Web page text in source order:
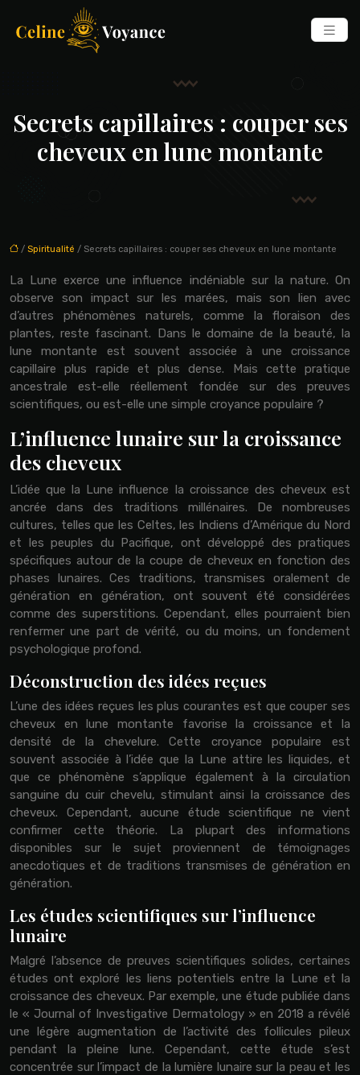
Secrets capillaires : couper ses
cheveux en lune montante
/ Spiritualité / Secrets capillaires : couper ses cheveux en lune montante
La Lune exerce une influence indéniable sur la nature. On
observe son impact sur les marées, mais son lien avec
d’autres phénomènes naturels, comme la floraison des
plantes, reste fascinant. Dans le domaine de la beauté, la
lune montante est souvent associée à une croissance
capillaire plus rapide et plus dense. Mais cette pratique
ancestrale est-elle réellement fondée sur des preuves
scientifiques, ou est-elle une simple croyance populaire ?
L’influence lunaire sur la croissance
des cheveux
L’idée que la Lune influence la croissance des cheveux est
ancrée dans des traditions millénaires. De nombreuses
cultures, telles que les Celtes, les Indiens d’Amérique du Nord
et les peuples du Pacifique, ont développé des pratiques
spécifiques autour de la coupe de cheveux en fonction des
phases lunaires. Ces traditions, transmises oralement de
génération en génération, ont souvent été considérées
comme des superstitions. Cependant, elles pourraient bien
renfermer une part de vérité, ou du moins, un fondement
psychologique profond.
Déconstruction des idées reçues
L’une des idées reçues les plus courantes est que couper ses
cheveux en lune montante favorise la croissance et la
densité de la chevelure. Cette croyance populaire est
souvent associée à l’idée que la Lune attire les liquides, et
que ce phénomène s’applique également à la circulation
sanguine du cuir chevelu, stimulant ainsi la croissance des
cheveux. Cependant, aucune étude scientifique ne vient
confirmer cette théorie. La plupart des informations
disponibles sur le sujet proviennent de témoignages
anecdotiques et de traditions transmises de génération en
génération.
Les études scientifiques sur l’influence
lunaire
Malgré l’absence de preuves scientifiques solides, certaines
études ont exploré les liens potentiels entre la Lune et la
croissance des cheveux. Par exemple, une étude publiée dans
le « Journal of Investigative Dermatology » en 2018 a révélé
une légère augmentation de l’activité des follicules pileux
pendant la pleine lune. Cependant, cette étude s’est
concentrée sur l’impact de la lumière lunaire sur la peau et les